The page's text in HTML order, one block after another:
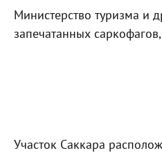
Министерство туризма и
запечатанных
Участок Саккара